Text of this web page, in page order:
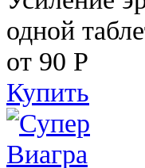
одной
от 90 Р
Купить